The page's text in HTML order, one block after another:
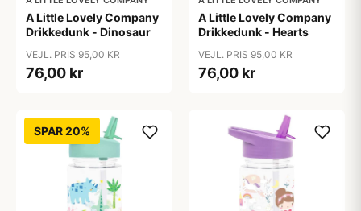
A Little Lovely Company
Drikkedunk - Dinosaur
VEJL. PRIS 95,00 KR
76,00 kr
A Little Lovely Company
Drikkedunk - Hearts
VEJL. PRIS 95,00 KR
76,00 kr
SPAR 20%